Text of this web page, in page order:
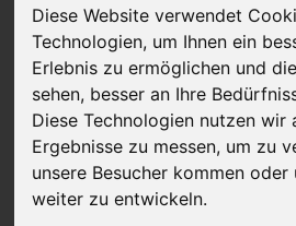
Diese Website verwendet
Technologien, um Ihnen ein
Erlebnis zu ermöglichen und
sehen, besser an Ihre
Diese Technologien nutzen wir
Ergebnisse zu messen, um zu
unsere Besucher kommen oder
weiter zu entwickeln.
JETZT KOSTENLOSE
Kostenloses Angebotfür den Ankauf
Abholung, auf Wunsch sofort Geld. Ihre